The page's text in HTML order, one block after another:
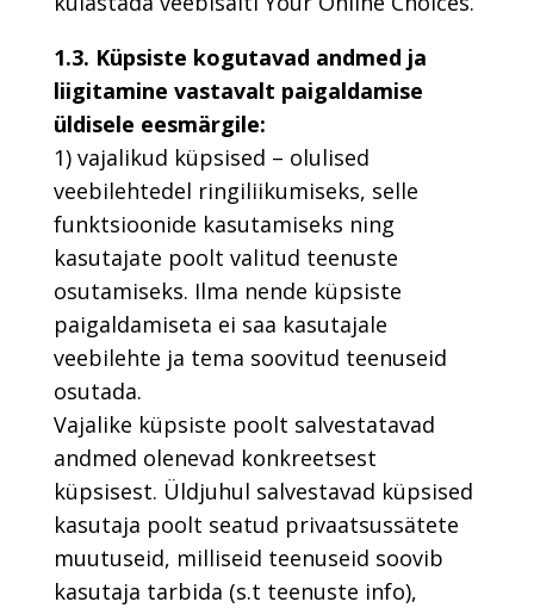
1.3. Küpsiste kogutavad andmed ja
liigitamine vastavalt paigaldamise
üldisele eesmärgile:
1) vajalikud küpsised – olulised
veebilehtedel ringiliikumiseks, selle
funktsioonide kasutamiseks ning
kasutajate poolt valitud teenuste
osutamiseks. Ilma nende küpsiste
paigaldamiseta ei saa kasutajale
veebilehte ja tema soovitud teenuseid
osutada.
Vajalike küpsiste poolt salvestatavad
andmed olenevad konkreetsest
küpsisest. Üldjuhul salvestavad küpsised
kasutaja poolt seatud privaatsussätete
muutuseid, milliseid teenuseid soovib
kasutaja tarbida (s.t teenuste info),